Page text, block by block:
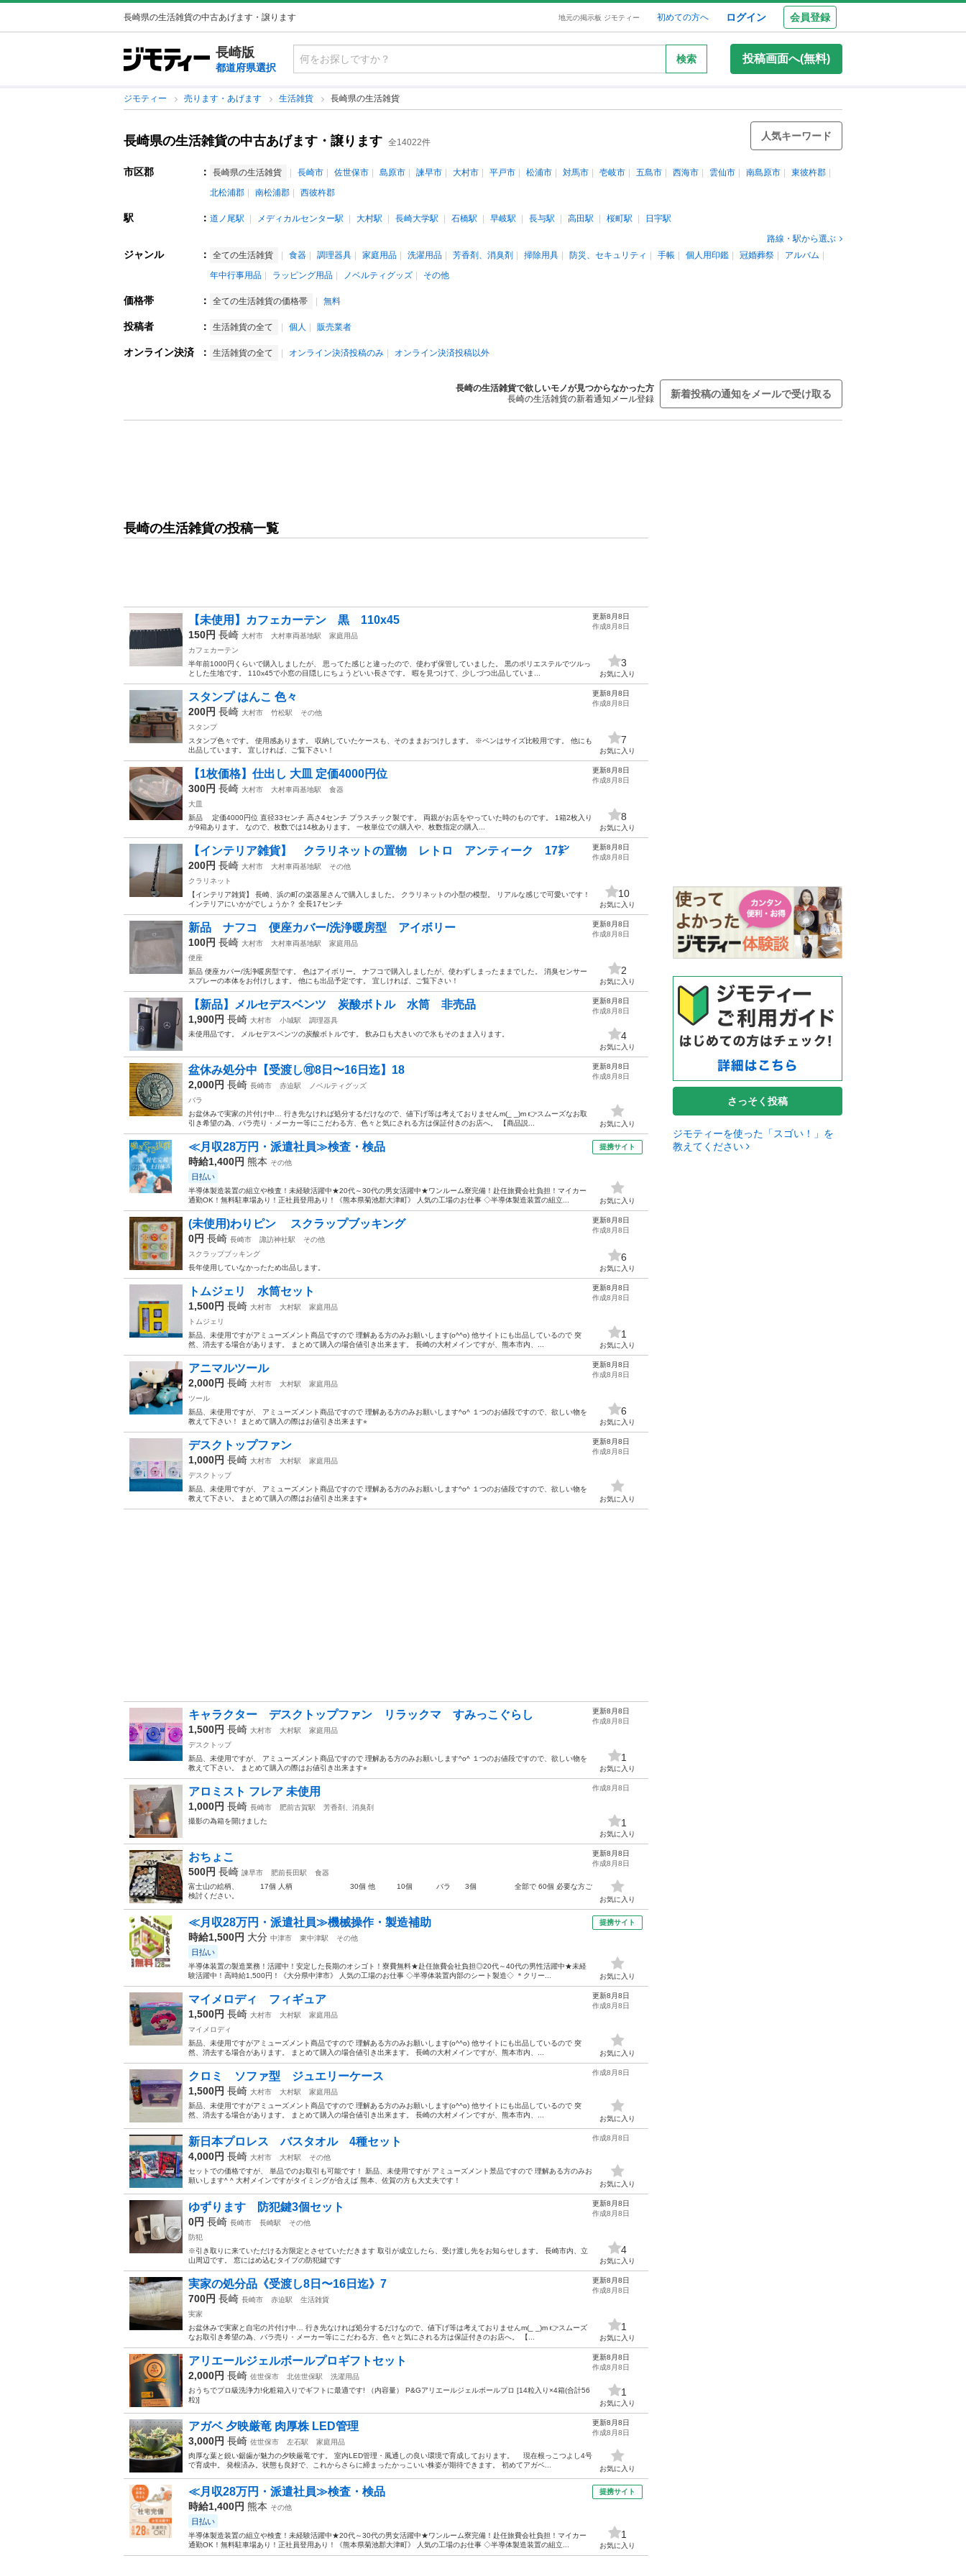
長崎県の生活雑貨の中古あげます・譲ります 地元の掲示板 ジモティー 初めての方へ ログイン 会員登録
長崎版
都道府県選択
検索 投稿画面へ(無料)
ジモティー 売ります・あげます 生活雑貨 長崎県の生活雑貨
長崎県の生活雑貨の中古あげます・譲ります 全14022件
人気キーワード
市区郡 ： 長崎県の生活雑貨 長崎市 佐世保市 島原市 諫早市 大村市 平戸市 松浦市 対馬市 壱岐市 五島市 西海市 雲仙市 南島原市
東彼杵郡
北松浦郡
南松浦郡 西彼杵郡
駅 ： 道ノ尾駅 メディカルセンター駅 大村駅 長崎大学駅 石橋駅 早岐駅 長与駅 高田駅 桜町駅
日宇駅
路線・駅から選ぶ
ジャンル ： 全ての生活雑貨 食器 調理器具 家庭用品 洗濯用品 芳香剤、消臭剤 掃除用具 防災、セキュリティ 手帳 個人用印鑑 冠婚葬祭
アルバム
年中行事用品
ラッピング用品 ノベルティグッズ その他
価格帯 ： 全ての生活雑貨の価格帯 無料
投稿者 ： 生活雑貨の全て 個人 販売業者
オンライン決済 ： 生活雑貨の全て オンライン決済投稿のみ オンライン決済投稿以外
長崎の生活雑貨で欲しいモノが見つからなかった方
長崎の生活雑貨の新着通知メール登録
新着投稿の通知をメールで受け取る
長崎の生活雑貨の投稿一覧
【未使用】カフェカーテン 黒 110x45
150円 長崎 大村市 大村車両基地駅
家庭用品
カフェカーテン
半年前1000円くらいで購入しましたが、 思ってた感じと違ったので、使わず保管していました。 黒のポリエステルでツルっ
とした生地です。 110x45で小窓の目隠しにちょうどいい長さです。 暇を見つけて、少しづつ出品していま...
更新8月8日
作成8月8日
3
お気に入り
スタンプ はんこ 色々
200円 長崎 大村市 竹松駅
その他
スタンプ
スタンプ色々です。 使用感あります。 収納していたケースも、そのままおつけします。 ※ペンはサイズ比較用です。 他にも
出品しています。 宜しければ、ご覧下さい！
更新8月8日
作成8月8日
7
お気に入り
【1枚価格】仕出し 大皿 定価4000円位
300円 長崎 大村市 大村車両基地駅
食器
大皿
新品 定価4000円位 直径33センチ 高さ4センチ プラスチック製です。 両親がお店をやっていた時のものです。 1箱2枚入り
が9箱あります。 なので、枚数では14枚あります。 一枚単位での購入や、枚数指定の購入...
更新8月8日
作成8月8日
8
お気に入り
【インテリア雑貨】 クラリネットの置物 レトロ アンティーク 17㌢
200円 長崎 大村市 大村車両基地駅
その他
クラリネット
【インテリア雑貨】 長崎、浜の町の楽器屋さんで購入しました。 クラリネットの小型の模型。 リアルな感じで可愛いです！
インテリアにいかがでしょうか？ 全長17センチ
更新8月8日
作成8月8日
10
お気に入り
新品 ナフコ 便座カバー/洗浄暖房型 アイボリー
100円 長崎 大村市 大村車両基地駅
家庭用品
便座
新品 便座カバー/洗浄暖房型です。 色はアイボリー。 ナフコで購入しましたが、使わずしまったままでした。 消臭センサー
スプレーの本体をお付けします。 他にも出品予定です。 宜しければ、ご覧下さい！
更新8月8日
作成8月8日
2
お気に入り
【新品】メルセデスベンツ 炭酸ボトル 水筒 非売品
1,900円 長崎 大村市 小城駅
調理器具
未使用品です。 メルセデスベンツの炭酸ボトルです。 飲み口も大きいので氷もそのまま入ります。
更新8月8日
作成8月8日
4
お気に入り
盆休み処分中【受渡し🉑8日〜16日迄】18
2,000円 長崎 長崎市 赤迫駅
ノベルティグッズ
バラ
お盆休みで実家の片付け中… 行き先なければ処分するだけなので、値下げ等は考えておりませんm(_ _)m 👉スムーズなお取
引き希望の為、バラ売り・メーカー等にこだわる方、色々と気にされる方は保証付きのお店へ。 【商品説...
更新8月8日
作成8月8日
お気に入り
≪月収28万円・派遣社員≫検査・検品
時給1,400円 熊本 その他
日払い
半導体製造装置の組立や検査！未経験活躍中★20代～30代の男女活躍中★ワンルーム寮完備！赴任旅費会社負担！マイカー
通勤OK！無料駐車場あり！正社員登用あり！《熊本県菊池郡大津町》 人気の工場のお仕事 ◇半導体製造装置の組立...
提携サイト
お気に入り
(未使用)わりピン スクラップブッキング
0円 長崎 長崎市 諏訪神社駅
その他
スクラップブッキング
長年使用していなかったため出品します。
更新8月8日
作成8月8日
6
お気に入り
トムジェリ 水筒セット
1,500円 長崎 大村市 大村駅
家庭用品
トムジェリ
新品、未使用ですがアミューズメント商品ですので 理解ある方のみお願いします(o^^o) 他サイトにも出品しているので 突
然、消去する場合があります。 まとめて購入の場合値引き出来ます。 長崎の大村メインですが、熊本市内、...
更新8月8日
作成8月8日
1
お気に入り
アニマルツール
2,000円 長崎 大村市 大村駅
家庭用品
ツール
新品、未使用ですが、 アミューズメント商品ですので 理解ある方のみお願いします^o^ １つのお値段ですので、欲しい物を
教えて下さい！ まとめて購入の際はお値引き出来ます⭐︎
更新8月8日
作成8月8日
6
お気に入り
デスクトップファン
1,000円 長崎 大村市 大村駅
家庭用品
デスクトップ
新品、未使用ですが、 アミューズメント商品ですので 理解ある方のみお願いします^o^ １つのお値段ですので、欲しい物を
教えて下さい。 まとめて購入の際はお値引き出来ます⭐︎
更新8月8日
作成8月8日
お気に入り
キャラクター デスクトップファン リラックマ すみっこぐらし
1,500円 長崎 大村市 大村駅
家庭用品
デスクトップ
新品、未使用ですが、 アミューズメント商品ですので 理解ある方のみお願いします^o^ １つのお値段ですので、欲しい物を
教えて下さい。 まとめて購入の際はお値引き出来ます⭐︎
更新8月8日
作成8月8日
1
お気に入り
アロミスト フレア 未使用
1,000円 長崎 長崎市 肥前古賀駅
芳香剤、消臭剤
撮影の為箱を開けました
作成8月8日
1
お気に入り
おちょこ
500円 長崎 諫早市 肥前長田駅
食器
富士山の絵柄、 17個 人柄 30個 他 10個 バラ 3個 全部で 60個 必要な方ご
検討ください。
更新8月8日
作成8月8日
お気に入り
≪月収28万円・派遣社員≫機械操作・製造補助
時給1,500円 大分 中津市 東中津駅 その他
日払い
半導体装置の製造業務！活躍中！安定した長期のオシゴト！寮費無料★赴任旅費会社負担◎20代～40代の男性活躍中★未経
験活躍中！高時給1,500円！《大分県中津市》 人気の工場のお仕事 ◇半導体装置内部のシート製造◇ ＊クリー...
提携サイト
お気に入り
マイメロディ フィギュア
1,500円 長崎 大村市 大村駅
家庭用品
マイメロディ
新品、未使用ですがアミューズメント商品ですので 理解ある方のみお願いします(o^^o) 他サイトにも出品しているので 突
然、消去する場合があります。 まとめて購入の場合値引き出来ます。 長崎の大村メインですが、熊本市内、...
更新8月8日
作成8月8日
お気に入り
クロミ ソファ型 ジュエリーケース
1,500円 長崎 大村市 大村駅
家庭用品
新品、未使用ですがアミューズメント商品ですので 理解ある方のみお願いします(o^^o) 他サイトにも出品しているので 突
然、消去する場合があります。 まとめて購入の場合値引き出来ます。 長崎の大村メインですが、熊本市内、...
作成8月8日
お気に入り
新日本プロレス バスタオル 4種セット
4,000円 長崎 大村市 大村駅
その他
セットでの価格ですが、 単品でのお取引も可能です！ 新品、未使用ですが アミューズメント景品ですので 理解ある方のみお
願いします^ ^ 大村メインですがタイミングが合えば 熊本、佐賀の方も大丈夫です！
作成8月8日
お気に入り
ゆずります 防犯鍵3個セット
0円 長崎 長崎市 長崎駅
その他
防犯
※引き取りに来ていただける方限定とさせていただきます 取引が成立したら、受け渡し先をお知らせします。 長崎市内、立
山周辺です。 窓にはめ込むタイプの防犯鍵です
更新8月8日
作成8月8日
4
お気に入り
実家の処分品《受渡し8日〜16日迄》7
700円 長崎 長崎市 赤迫駅
生活雑貨
実家
お盆休みで実家と自宅の片付け中… 行き先なければ処分するだけなので、値下げ等は考えておりませんm(_ _)m 👉スムーズ
なお取引き希望の為、バラ売り・メーカー等にこだわる方、色々と気にされる方は保証付きのお店へ。 【...
更新8月8日
作成8月8日
1
お気に入り
アリエールジェルボールプロギフトセット
2,000円 長崎 佐世保市 北佐世保駅
洗濯用品
おうちでプロ級洗浄力!化粧箱入りでギフトに最適です! （内容量） P&Gアリエールジェルボールプロ [14粒入り×4箱(合計56
粒)]
更新8月8日
作成8月8日
1
お気に入り
アガベ 夕映厳竜 肉厚株 LED管理
3,000円 長崎 佐世保市 左石駅
家庭用品
肉厚な葉と鋭い鋸歯が魅力の夕映厳竜です。 室内LED管理・風通しの良い環境で育成しております。 現在根っこつよし4号
で育成中。 発根済み。状態も良好で、これからさらに締まったかっこいい株姿が期待できます。 初めてアガベ...
更新8月8日
作成8月8日
お気に入り
≪月収28万円・派遣社員≫検査・検品
時給1,400円 熊本 その他
日払い
半導体製造装置の組立や検査！未経験活躍中★20代～30代の男女活躍中★ワンルーム寮完備！赴任旅費会社負担！マイカー
通勤OK！無料駐車場あり！正社員登用あり！《熊本県菊池郡大津町》 人気の工場のお仕事 ◇半導体製造装置の組立...
提携サイト
1
お気に入り
さっそく投稿
ジモティーを使った「スゴい！」を
教えてください